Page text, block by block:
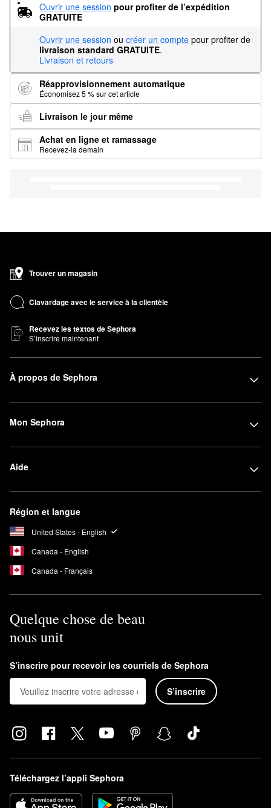
Ouvrir une session pour profiter de l’expédition
GRATUITE
Ouvrir une session ou créer un compte pour profiter de
livraison standard GRATUITE.
Livraison et retours
Réapprovisionnement automatique
Économisez 5 % sur cet article
Livraison le jour même
Achat en ligne et ramassage
Recevez-la demain
Trouver un magasin
Clavardage avec le service à la clientèle
Recevez les textos de Sephora
S’inscrire maintenant
À propos de Sephora
Mon Sephora
Aide
Région et langue
United States - English
Canada - English
Canada - Français
Quelque chose de beau
nous unit
S’inscrire pour recevoir les courriels de Sephora
S’inscrire
Téléchargez l’appli Sephora